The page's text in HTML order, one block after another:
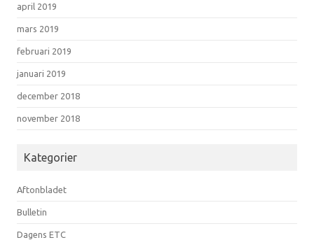
april 2019
mars 2019
februari 2019
januari 2019
december 2018
november 2018
Kategorier
Aftonbladet
Bulletin
Dagens ETC